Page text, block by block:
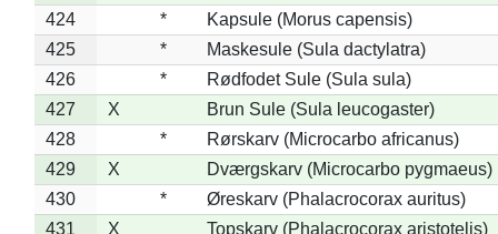
424
*
Kapsule (Morus capensis)
425
*
Maskesule (Sula dactylatra)
426
*
Rødfodet Sule (Sula sula)
427
X
Brun Sule (Sula leucogaster)
428
*
Rørskarv (Microcarbo africanus)
429
X
Dværgskarv (Microcarbo pygmaeus)
430
*
Øreskarv (Phalacrocorax auritus)
431
X
Topskarv (Phalacrocorax aristotelis)